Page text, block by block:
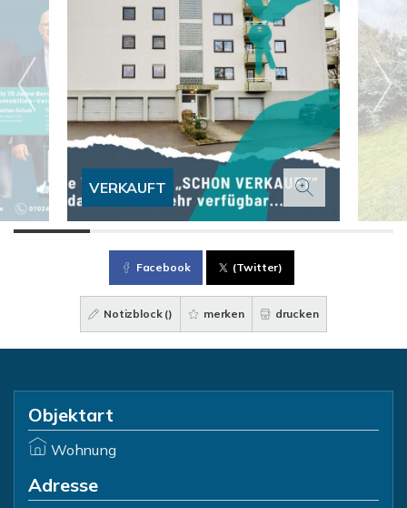
VERKAUFT
Facebook (Twitter)
Notizblock () merken drucken
Objektart
Wohnung
Adresse